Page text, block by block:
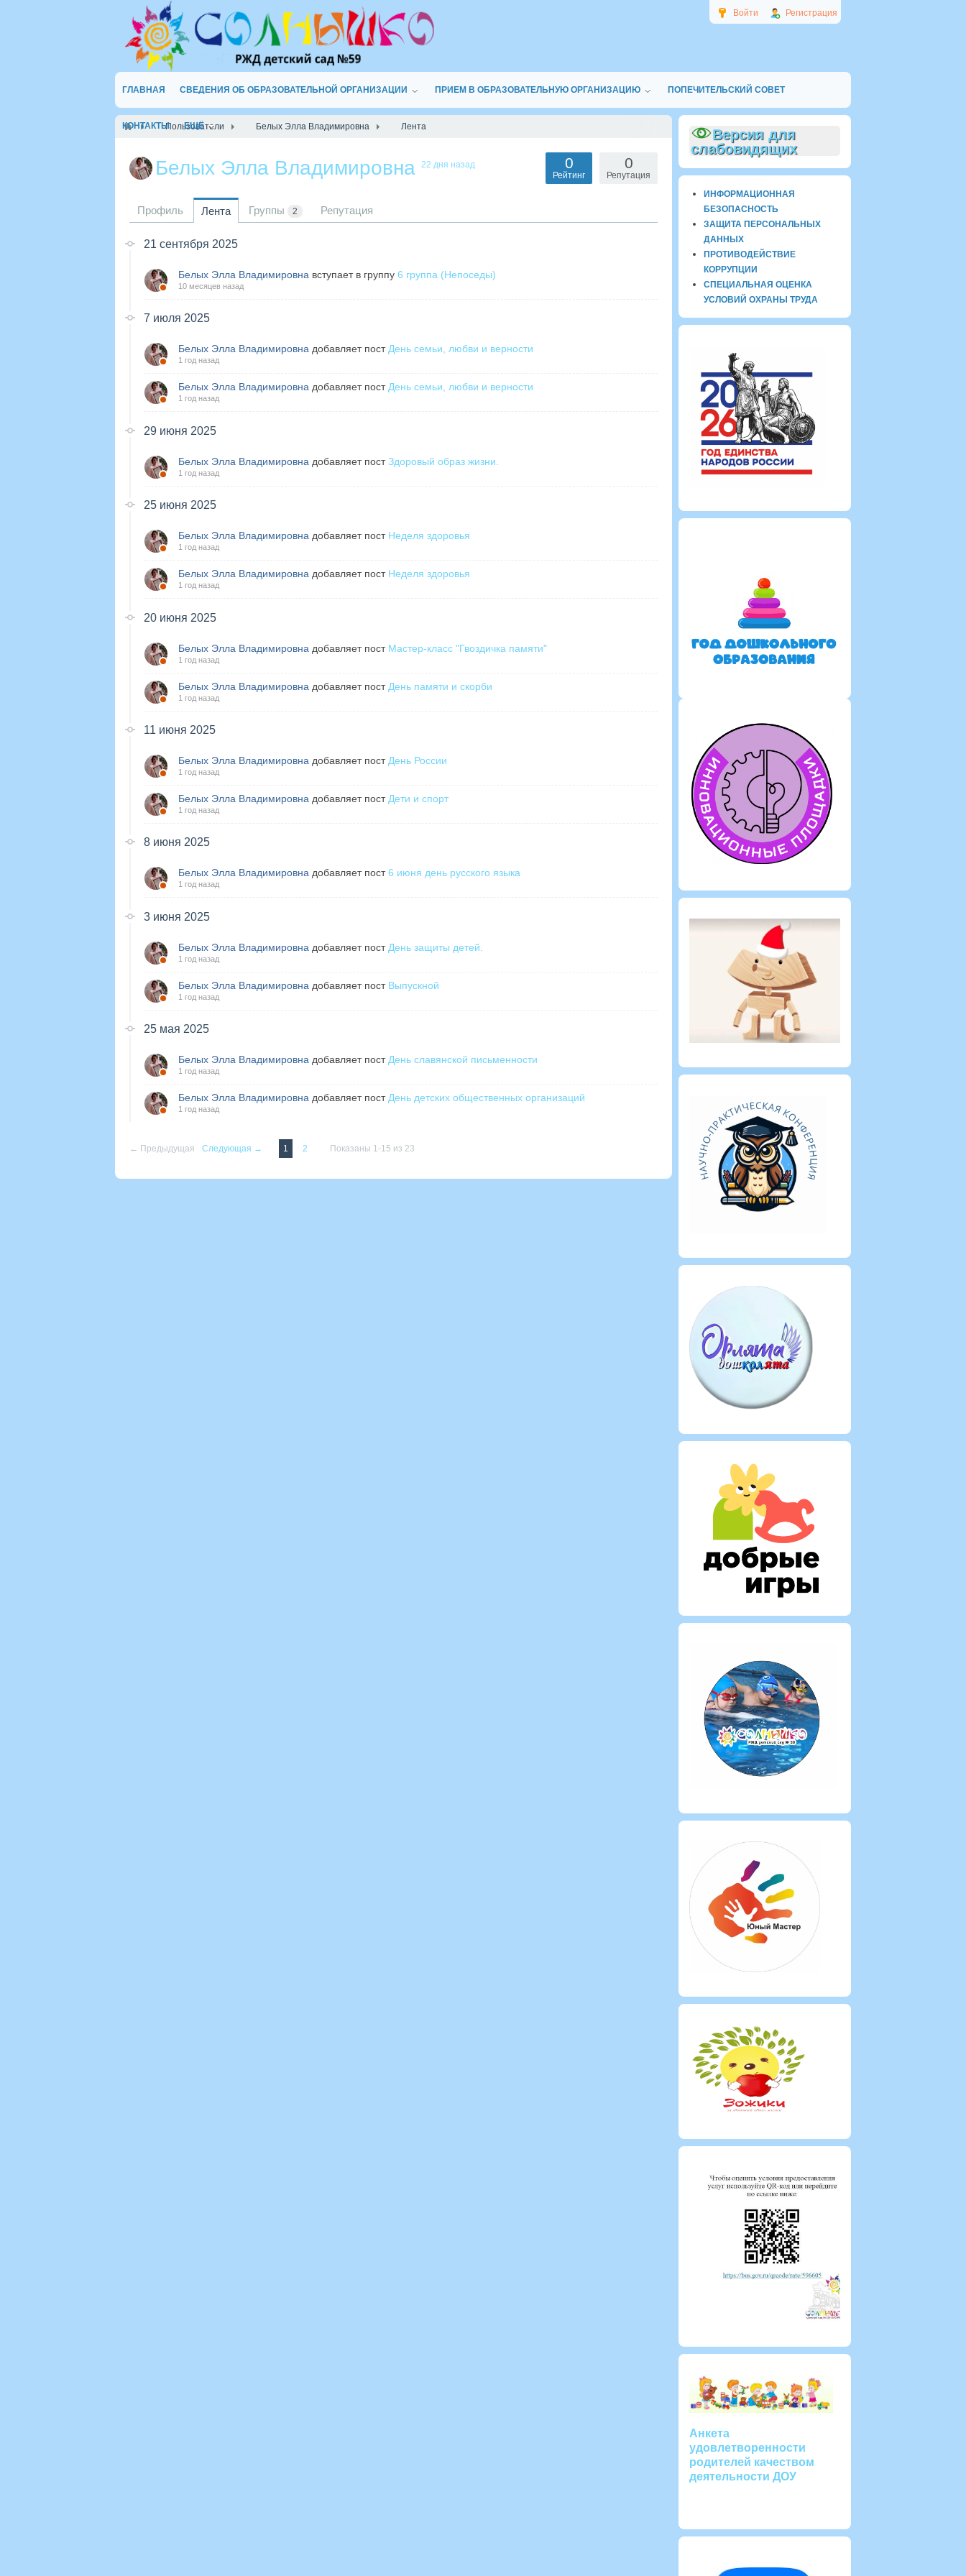
Войти Регистрация
ГЛАВНАЯ СВЕДЕНИЯ ОБ ОБРАЗОВАТЕЛЬНОЙ ОРГАНИЗАЦИИ ПРИЕМ В ОБРАЗОВАТЕЛЬНУЮ ОРГАНИЗАЦИЮ ПОПЕЧИТЕЛЬСКИЙ СОВЕТ
КОНТАКТЫ ЕЩЁ
Пользователи Белых Элла Владимировна Лента
Белых Элла Владимировна 22 дня назад 0
Репутация
0
Рейтинг
Профиль Лента Группы 2 Репутация
21 сентября 2025
Белых Элла Владимировна вступает в группу 6 группа (Непоседы)
10 месяцев назад
7 июля 2025
Белых Элла Владимировна добавляет постДень семьи, любви и верности
1 год назад
Белых Элла Владимировна добавляет постДень семьи, любви и верности
1 год назад
29 июня 2025
Белых Элла Владимировна добавляет постЗдоровый образ жизни.
1 год назад
25 июня 2025
Белых Элла Владимировна добавляет пост Неделя здоровья
1 год назад
Белых Элла Владимировна добавляет пост Неделя здоровья
1 год назад
20 июня 2025
Белых Элла Владимировна добавляет пост Мастер-класс "Гвоздичка памяти"
1 год назад
Белых Элла Владимировна добавляет пост День памяти и скорби
1 год назад
11 июня 2025
Белых Элла Владимировна добавляет пост День России
1 год назад
Белых Элла Владимировна добавляет пост Дети и спорт
1 год назад
8 июня 2025
Белых Элла Владимировна добавляет пост6 июня день русского языка
1 год назад
3 июня 2025
Белых Элла Владимировна добавляет пост День защиты детей.
1 год назад
Белых Элла Владимировна добавляет пост Выпускной
1 год назад
25 мая 2025
Белых Элла Владимировна добавляет пост День славянской письменности
1 год назад
Белых Элла Владимировна добавляет пост День детских общественных организаций
1 год назад
← Предыдущая Следующая → 1 2 Показаны 1-15 из 23
Версия для
слабовидящих
ИНФОРМАЦИОННАЯ
БЕЗОПАСНОСТЬ
ЗАЩИТА ПЕРСОНАЛЬНЫХ
ДАННЫХ
ПРОТИВОДЕЙСТВИЕ
КОРРУПЦИИ
СПЕЦИАЛЬНАЯ ОЦЕНКА
УСЛОВИЙ ОХРАНЫ ТРУДА
Анкета
удовлетворенности
родителей качеством
деятельности ДОУ